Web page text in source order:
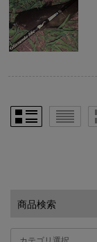
商品検索